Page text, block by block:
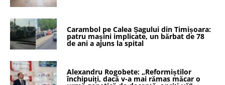
Carambol pe Calea Șagului din Timișoara:
patru mașini implicate, un bărbat de 78
de ani a ajuns la spital
Alexandru Rogobete: „Reformiștilor
închipuiți, dacă v-a mai rămas măcar o